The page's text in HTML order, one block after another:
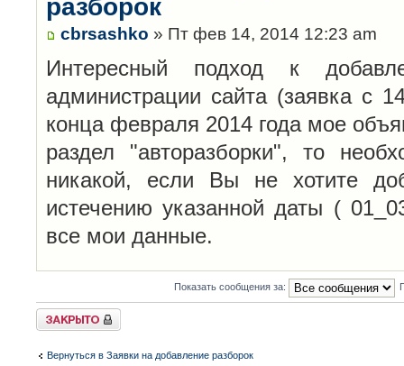
разборок
cbrsashko » Пт фев 14, 2014 12:23 am
Интересный подход к
администрации сайта (заявка с
конца февраля 2014 года мое
раздел "авторазборки", то
никакой, если Вы не хотите
истечению указанной даты (
все мои данные.
Показать сообщения за:
Закрыто
Вернуться в Заявки на добавление разборок